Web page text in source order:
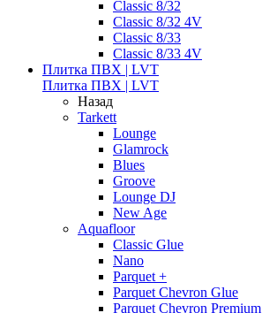
Classic 8/32
Classic 8/32 4V
Classic 8/33
Classic 8/33 4V
Плитка ПВХ | LVT
Плитка ПВХ | LVT
Назад
Tarkett
Lounge
Glamrock
Blues
Groove
Lounge DJ
New Age
Aquafloor
Classic Glue
Nano
Parquet +
Parquet Chevron Glue
Parquet Chevron Premium